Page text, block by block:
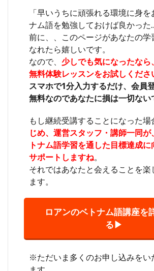
「早いうちに頑張れる環境に身を
ナム語を勉強しておけば良かった
前に、、このページがあなたの学
なれたら嬉しいです。
なので、 少しでも気になったなら
無料体験レッスンをお試しくださ
スマホで1分入力するだけ、会員
無料なのであなたに損は一切ない
もし継続受講することになった場
じめ、運営スタッフ・講師一同
トナム語学習を通した目標達成
サポートしますね。
それではあなたと会えることを楽
ます。
ロアンのベトナム語講座を
る▶
※ただいま多くのお申し込みをい